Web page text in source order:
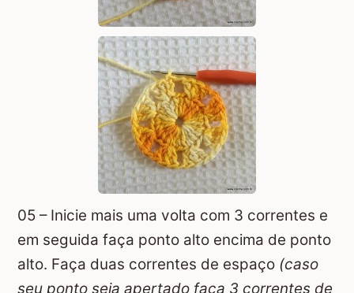
05 – Inicie mais uma volta com 3 correntes e
em seguida faça ponto alto encima de ponto
alto. Faça duas correntes de espaço (caso
seu ponto seja apertado faça 3 correntes de